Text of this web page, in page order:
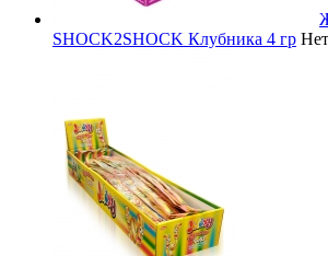
SHOCK2SHOCK Клубника 4 гр